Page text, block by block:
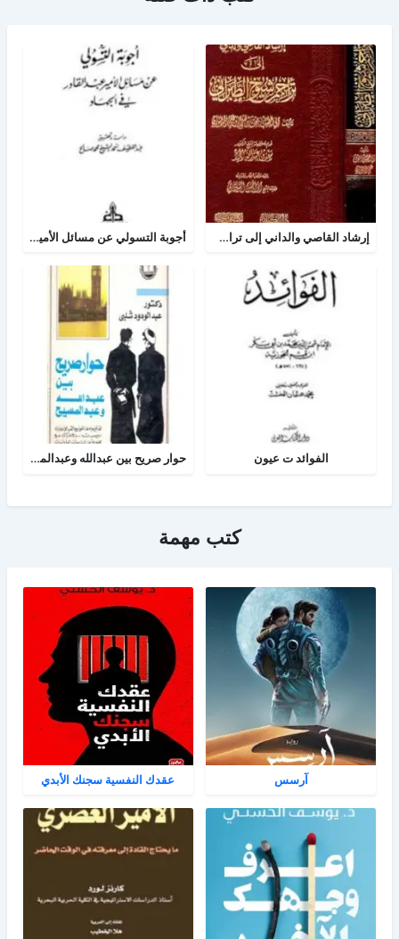
إرشاد القاصي والداني إلى تراجم شيوخ الطبراني أجوبة التسولي عن مسائل الأمير عبد القادر في الجهاد
الفوائد ت عيون حوار صريح بين عبدالله وعبدالمسيح
كتب مهمة
آرسس عقدك النفسية سجنك الأبدي